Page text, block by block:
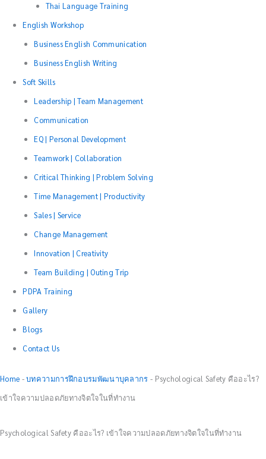
Thai Language Training
English Workshop
Business English Communication
Business English Writing
Soft Skills
Leadership | Team Management
Communication
EQ | Personal Development
Teamwork | Collaboration
Critical Thinking | Problem Solving
Time Management | Productivity
Sales | Service
Change Management
Innovation | Creativity
Team Building | Outing Trip
PDPA Training
Gallery
Blogs
Contact Us
Home -บทความการฝึกอบรมพัฒนาบุคลากร - Psychological Safety คืออะไร?
เข้าใจความปลอดภัยทางจิตใจในที่ทำงาน
Psychological Safety คืออะไร? เข้าใจความปลอดภัยทางจิตใจในที่ทำงาน